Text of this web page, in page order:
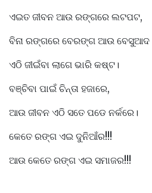
ଏଇତ ଜୀବନ ଆଉ ରଙ୍ଗରେ ଲଟପଟ,
ବିନା ରଙ୍ଗରେ ବେରଙ୍ଗ ଆଉ ବେସୁଆଦ
ଏଠି ଜୀଇଁବା ଲାଗେ ଭାରି କଷ୍ଟ।
ବଞ୍ଚିବା ପାଇଁ ଚିନ୍ତା ହଜାରେ,
ଆଉ ଜୀବନ ଏଠି ସତେ ପଡେ ନର୍କରେ।
କେତେ ରଙ୍ଗ ଏଇ ଦୁନିଆଁର!!!
ଆଉ କେତେ ରଙ୍ଗ ଏଇ ସମାଜର!!!